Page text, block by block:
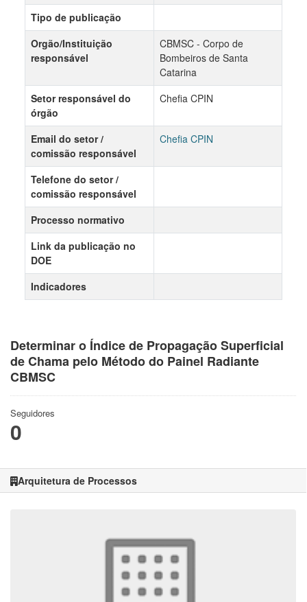
Determinar o Índice de Propagação Superficial
de Chama pelo Método do Painel Radiante
CBMSC
Seguidores
0
Arquitetura de Processos
Tipo de publicação
Orgão/Instituição
responsável
CBMSC - Corpo de
Bombeiros de Santa
Catarina
Setor responsável do
órgão
Chefia CPIN
Email do setor /
comissão responsável
Chefia CPIN
Telefone do setor /
comissão responsável
Processo normativo
Link da publicação no
DOE
Indicadores